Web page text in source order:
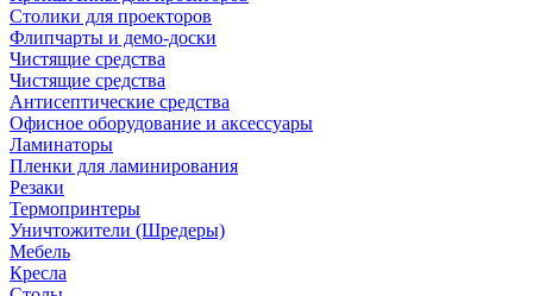
Столики для проекторов
Флипчарты и демо-доски
Чистящие средства
Чистящие средства
Антисептические средства
Офисное оборудование и аксессуары
Ламинаторы
Пленки для ламинирования
Резаки
Термопринтеры
Уничтожители (Шредеры)
Мебель
Кресла